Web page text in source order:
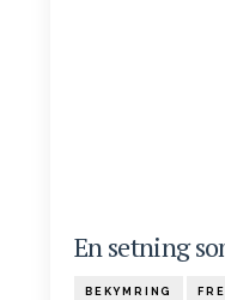
En setning
BEKYMRING